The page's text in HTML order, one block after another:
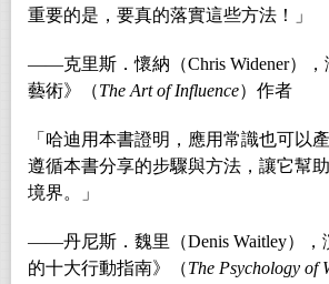
重要的是，要真的落實這些方法！」
――克里斯．懷納（Chris Widener），
藝術》（The Art of Influence）作者
「哈迪用本書證明，應用常識也可以
遵循本書分享的步驟與方法，讓它幫
境界。」
――丹尼斯．魏里（Denis Waitley），
的十大行動指南》（The Psychology of